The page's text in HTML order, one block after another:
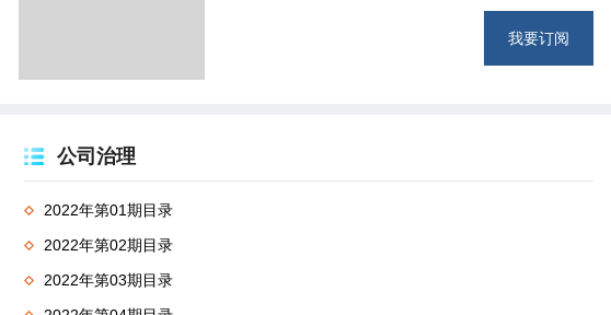
我要订阅
公司治理
2022年第01期目录
2022年第02期目录
2022年第03期目录